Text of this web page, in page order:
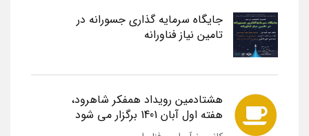
جایگاه سرمایه گذاری جسورانه در
تامین نیاز فناورانه
هشتادمین رویداد همفکر شاهرود،
هفته اول آبان 1401 برگزار می شود